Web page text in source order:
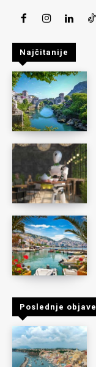
Najčitanije
Poslednje objave